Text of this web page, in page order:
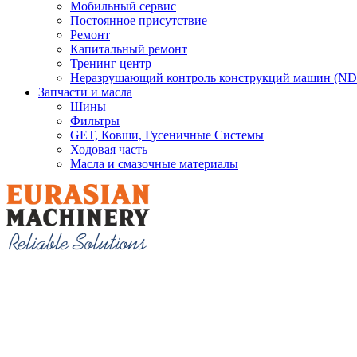
Мобильный сервис
Постоянное присутствие
Ремонт
Капитальный ремонт
Тренинг центр
Неразрушающий контроль конструкций машин
Запчасти и масла
Шины
Фильтры
GET, Ковши, Гусеничные Системы
Ходовая часть
Масла и смазочные материалы